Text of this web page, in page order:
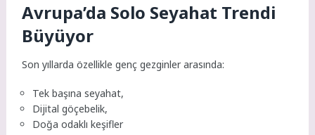
Avrupa’da Solo Seyahat Trendi
Büyüyor
Son yıllarda özellikle genç gezginler arasında:
Tek başına seyahat,
Dijital göçebelik,
Doğa odaklı keşifler